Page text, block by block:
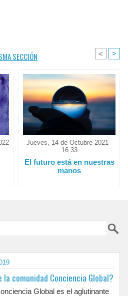
SECCIÓN < >
Jueves, 14 de Octubre 2021 -
16:33
El futuro está en nuestras
manos
comunidad Conciencia Global?
Global es el aglutinante